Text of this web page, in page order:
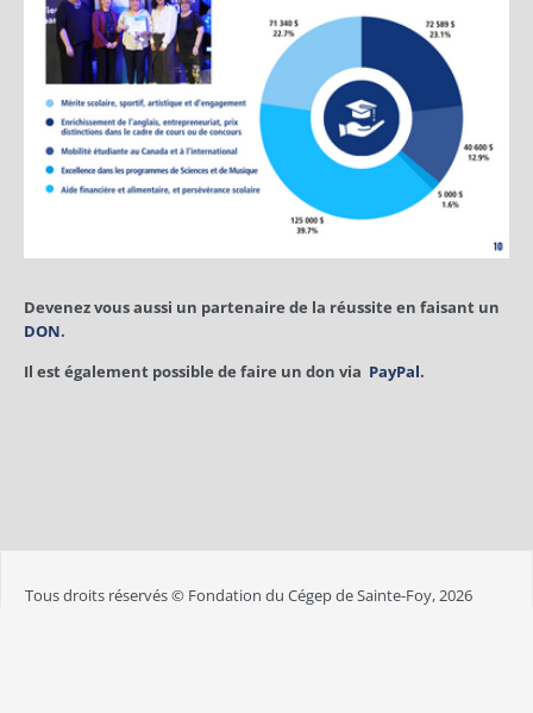
Devenez vous aussi un partenaire de la réussite en faisant un
DON.
Il est également possible de faire un don via PayPal.
Tous droits réservés © Fondation du Cégep de Sainte-Foy, 2026